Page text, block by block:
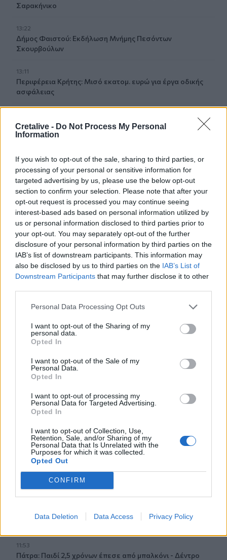
Cretalive - Do Not Process My Personal
Information
If you wish to opt-out of the sale, sharing to third parties, or
processing of your personal or sensitive information for
targeted advertising by us, please use the below opt-out
section to confirm your selection. Please note that after your
opt-out request is processed you may continue seeing
interest-based ads based on personal information utilized by
us or personal information disclosed to third parties prior to
your opt-out. You may separately opt-out of the further
disclosure of your personal information by third parties on the
IAB’s list of downstream participants. This information may
also be disclosed by us to third parties on the IAB’s List of
Downstream Participants that may further disclose it to other
Personal Data Processing Opt Outs
I want to opt-out of the Sharing of my
personal data.
Opted In
I want to opt-out of the Sale of my
Personal Data.
Opted In
I want to opt-out of processing my
Personal Data for Targeted Advertising.
Opted In
I want to opt-out of Collection, Use,
Retention, Sale, and/or Sharing of my
Personal Data that Is Unrelated with the
Purposes for which it was collected.
Opted Out
CONFIRM
Data Deletion Data Access Privacy Policy
Σαρακήνικο
13:22
Δήμος Φαιστού: Εκδήλωση Μνήμης Πεσόντων
Σκουρβούλων
13:11
Περιφέρεια Κρήτης: Μισό εκατομ. ευρώ για έργα οδικής
ασφάλειας
Έρχονται νέες προσλήψεις στο Λιμενικό - "Ενισχύσαμε
ήδη την Κρήτη" λέει ο Κικίλιας
12:49
Αφροδίτη Νέστορα: Η σπαρακτική ανάρτηση για τη
μητέρα της που χάθηκε στην εμπρηστική επίθεση
12:42
Μαρινάκης για Αλ. Τσίπρα: Η συλλογική μνήμη δεν σβήνει
τόσο εύκολα όσο εκείνος πιστεύει
12:41
Κικίλιας: «Έρχονται 420 νέες προσλήψεις στο Λιμενικό
Σώμα»
του Νόλαν
Φωτιά στον Κουβαρά: Καλύτερη η εικόνα, συνεχίζεται η
«Ακούμε, Τρώμε και Πίνουμε Κρητικά»: Τα πανηγύρια
γίνονται «όχημα» για τα προϊόντα της Κρήτης
«με αφοσίωση, ήθος και ανιδιοτέλεια»
«Μαγειρέματα – Ιστορίες χωρίς Σύνορα»
Χερσόνησος: Τίμησαν τη μνήμη και την προσφορά του
Μενέλαου Παρλαμά - Φωτογραφίες
11:53
Πάτρα: Παιδί 2,5 χρόνων έπεσε από μπαλκόνι - Δέντρο